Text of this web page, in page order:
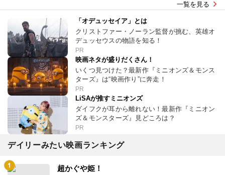
一覧を見る
「オデュッセイア」とは
クリストファー・ノーラン監督が挑む、英雄オ
デュッセウスの物語を知る！
PR
映画ネタが盛りだくさん！
いくつ見つけた？最新作『ミニオンズ＆モンス
ターズ』は“映画作り”に奔走！
PR
LiSAが推すミニオンズ
ダイフクが耳から離れない！最新作『ミニオン
ズ＆モンスターズ』見どころは？
PR
デイリーみたい映画ランキング
超かぐや姫！